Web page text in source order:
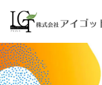
Skip
to
content